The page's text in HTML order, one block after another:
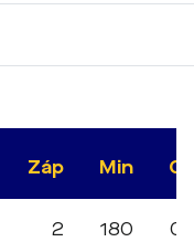
Záp Min G
2 180 0